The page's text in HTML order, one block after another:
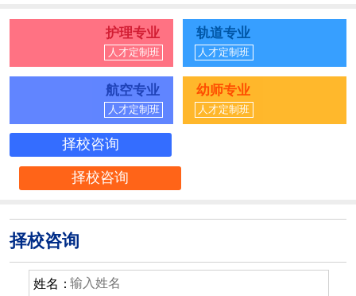
护理专业
人才定制班
轨道专业
人才定制班
航空专业
人才定制班
幼师专业
人才定制班
择校咨询
择校咨询
择校咨询
姓名：